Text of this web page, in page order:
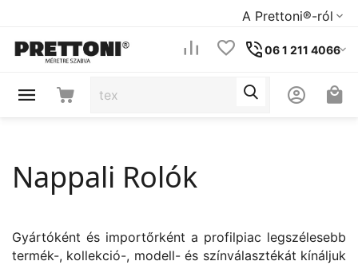
A Prettoni®-ról
06 1 211 4066
Nappali Rolók
Gyártóként és importőrként a profilpiac legszélesebb
termék-, kollekció-, modell- és színválasztékát kínáljuk